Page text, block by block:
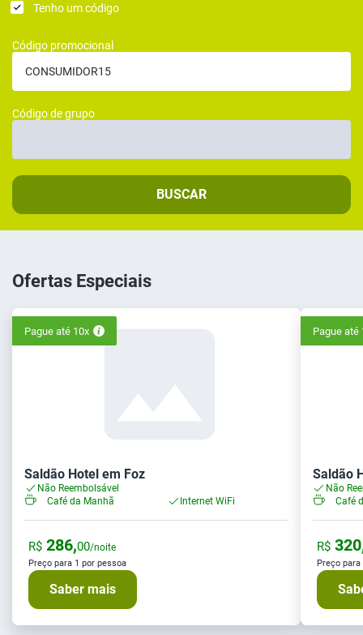
Tenho um código
Código promocional
Código de grupo
BUSCAR
Ofertas Especiais
Pague até 10x
Saldão Hotel em Foz
Não Reembolsável
Café da Manhã
Internet WiFi
R$ 286,00/noite
Preço para 1 por pessoa
Saber mais
Pague até
Saldão
Não
Café
R$
Preço